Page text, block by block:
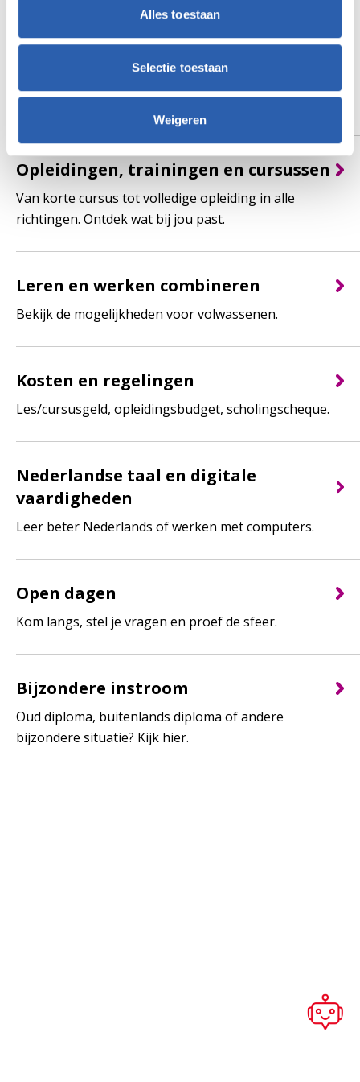
Alles toestaan
Selectie toestaan
Weigeren
Pauline (26) koos iets wat veel beter bij haar past
Praktische informatie
Opleidingen, trainingen en cursussen
Van korte cursus tot volledige opleiding in alle
richtingen. Ontdek wat bij jou past.
Leren en werken combineren
Bekijk de mogelijkheden voor volwassenen.
Kosten en regelingen
Les/cursusgeld, opleidingsbudget, scholingscheque.
Nederlandse taal en digitale
vaardigheden
Leer beter Nederlands of werken met computers.
Open dagen
Kom langs, stel je vragen en proef de sfeer.
Bijzondere instroom
Oud diploma, buitenlands diploma of andere
bijzondere situatie? Kijk hier.